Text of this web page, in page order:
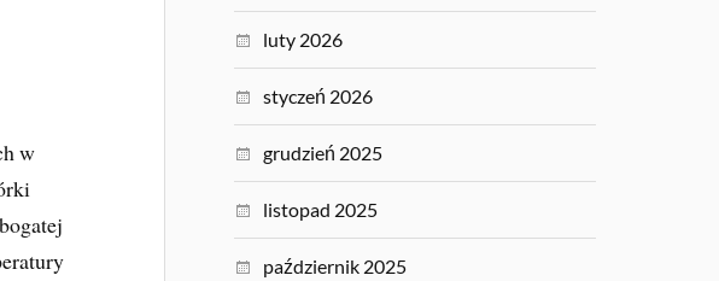
w
luty 2026
styczeń 2026
grudzień 2025
listopad 2025
październik 2025